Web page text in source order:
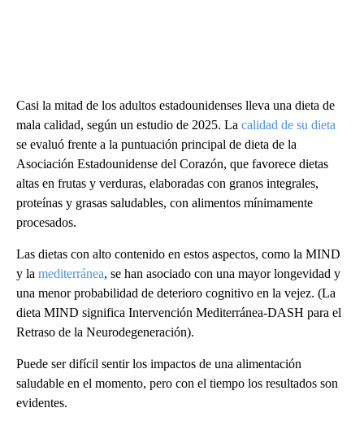
Casi la mitad de los adultos estadounidenses lleva una dieta de
mala calidad, según un estudio de 2025. La calidad de su dieta
se evaluó frente a la puntuación principal de dieta de la
Asociación Estadounidense del Corazón, que favorece dietas
altas en frutas y verduras, elaboradas con granos integrales,
proteínas y grasas saludables, con alimentos mínimamente
procesados.
Las dietas con alto contenido en estos aspectos, como la MIND
y la mediterránea, se han asociado con una mayor longevidad y
una menor probabilidad de deterioro cognitivo en la vejez. (La
dieta MIND significa Intervención Mediterránea-DASH para el
Retraso de la Neurodegeneración).
Puede ser difícil sentir los impactos de una alimentación
saludable en el momento, pero con el tiempo los resultados son
evidentes.